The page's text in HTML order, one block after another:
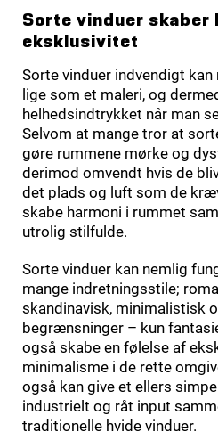
Sorte vinduer skaber
eksklusivitet
Sorte vinduer indvendigt
lige som et maleri, og
helhedsindtrykket når man
Selvom at mange tror at
gøre rummene mørke og
derimod omvendt hvis de
det plads og luft som de
skabe harmoni i rummet
utrolig stilfulde.
Sorte vinduer kan nemlig
mange indretningsstile;
skandinavisk, minimalistisk
begrænsninger – kun
også skabe en følelse af
minimalisme i de rette
også kan give et ellers
industrielt og råt input
traditionelle hvide vinduer.